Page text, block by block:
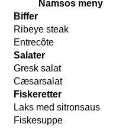
Namsos meny
Biffer
Ribeye steak
Entrecôte
Salater
Gresk salat
Cæsarsalat
Fiskeretter
Laks med sitronsaus
Fiskesuppe